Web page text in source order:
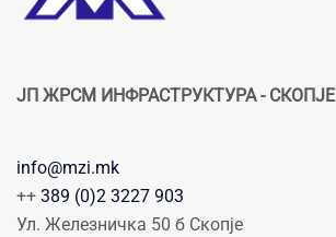
ЈП ЖРСМ ИНФРАСТРУКТУРА - СКОПЈЕ
info@mzi.mk
++ 389 (0)2 3227 903
Ул. Железничка 50 б Скопје